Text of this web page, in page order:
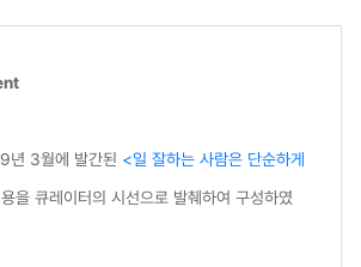
년 3월에 발간된 <일 잘하는 사람은 단순하게
을 큐레이터의 시선으로 발췌하여 구성하였